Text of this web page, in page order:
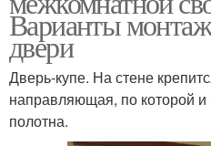
Варианты
двери
Дверь-купе. На стене
направляющая, по которой
полотна.